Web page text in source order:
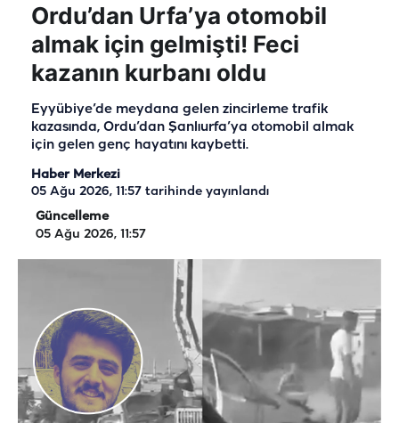
Ordu’dan Urfa’ya otomobil
almak için gelmişti! Feci
kazanın kurbanı oldu
Eyyübiye’de meydana gelen zincirleme trafik
kazasında, Ordu’dan Şanlıurfa’ya otomobil almak
için gelen genç hayatını kaybetti.
Haber Merkezi
05 Ağu 2026, 11:57 tarihinde yayınlandı
Güncelleme
05 Ağu 2026, 11:57